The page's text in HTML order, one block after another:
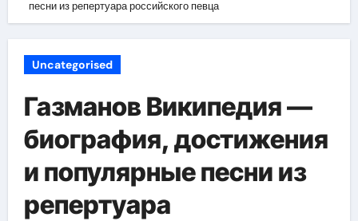
песни из репертуара российского певца
Uncategorised
Газманов Википедия —
биография, достижения
и популярные песни из
репертуара